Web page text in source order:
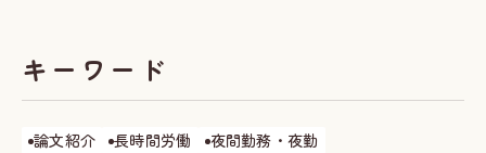
キーワード
論文紹介 長時間労働
夜間勤務・夜勤